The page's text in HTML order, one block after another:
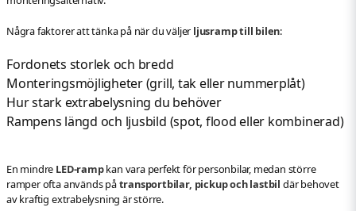
Några faktorer att tänka på när du väljer ljusramp till bilen:
Fordonets storlek och bredd
Monteringsmöjligheter (grill, tak eller nummerplåt)
Hur stark extrabelysning du behöver
Rampens längd och ljusbild (spot, flood eller kombinerad)
En mindre LED-rampkan vara perfekt för personbilar, medan större
ramper ofta används påtransportbilar, pickup och lastbil där behovet
av kraftig extrabelysning är större.